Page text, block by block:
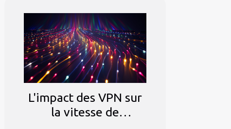
L'impact des VPN sur
la vitesse de